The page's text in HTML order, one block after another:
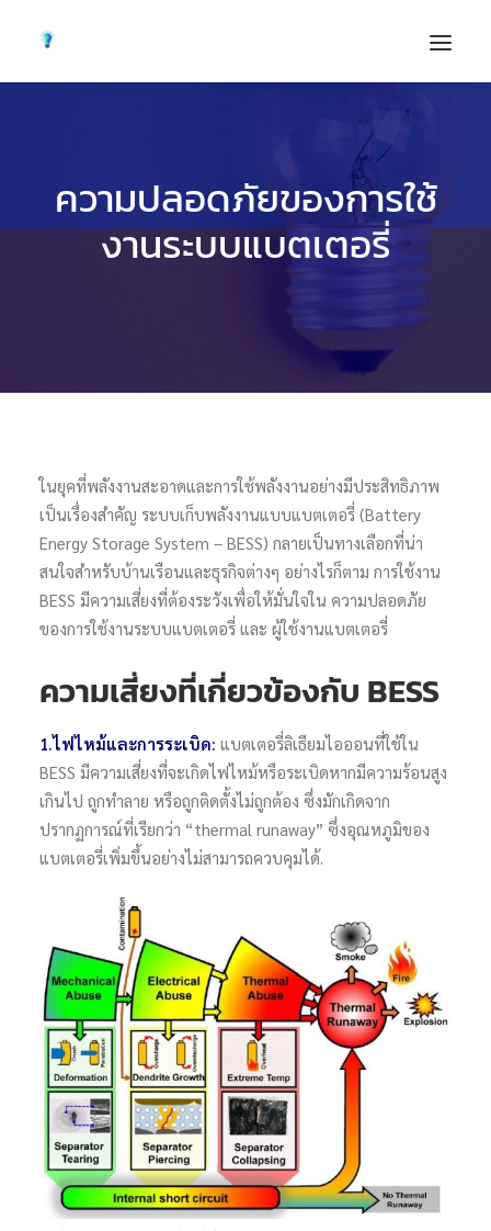
Search
ความปลอดภัยของการใช้
งานระบบแบตเตอรี่
ในยุคที่พลังงานสะอาดและการใช้พลังงานอย่างมีประสิทธิภาพ
เป็นเรื่องสำคัญ ระบบเก็บพลังงานแบบแบตเตอรี่ (Battery
Energy Storage System – BESS) กลายเป็นทางเลือกที่น่า
สนใจสำหรับบ้านเรือนและธุรกิจต่างๆ อย่างไรก็ตาม การใช้งาน
BESS มีความเสี่ยงที่ต้องระวังเพื่อให้มั่นใจใน ความปลอดภัย
ของการใช้งานระบบแบตเตอรี่ และ ผู้ใช้งานแบตเตอรี่
ความเสี่ยงที่เกี่ยวข้องกับ BESS
1.ไฟไหม้และการระเบิด: แบตเตอรี่ลิเธียมไอออนที่ใช้ใน
BESS มีความเสี่ยงที่จะเกิดไฟไหม้หรือระเบิดหากมีความร้อนสูง
เกินไป ถูกทำลาย หรือถูกติดตั้งไม่ถูกต้อง ซึ่งมักเกิดจาก
ปรากฏการณ์ที่เรียกว่า “thermal runaway” ซึ่งอุณหภูมิของ
แบตเตอรี่เพิ่มขึ้นอย่างไม่สามารถควบคุมได้.